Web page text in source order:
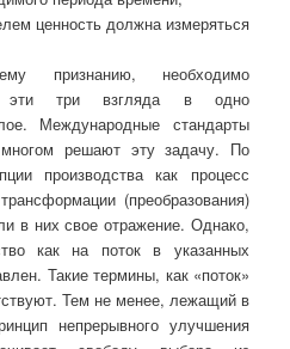
ценность должна измеряться
признанию, необходимо
эти три взгляда в одно
Международные стандарты
решают эту задачу. По
производства как процесс
(преобразования)
в них свое отражение. Однако,
как на поток в указанных
Такие термины, как «поток»
Тем не менее, лежащий в
непрерывного улучшения